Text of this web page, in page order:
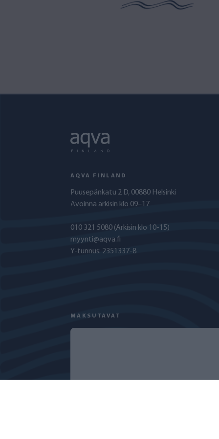
AQVA FINLAND
Puusepänkatu 2 D, 00880 Helsinki
Avoinna arkisin klo 09–17
010 321 5080 (Arkisin klo 10-15)
myynti@aqva.fi
Y-tunnus: 2351337-8
MAKSUTAVAT